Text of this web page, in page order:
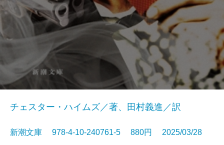
チェスター・ハイムズ／著、田村義進／訳
新潮文庫 978-4-10-240761-5 880円 2025/03/28